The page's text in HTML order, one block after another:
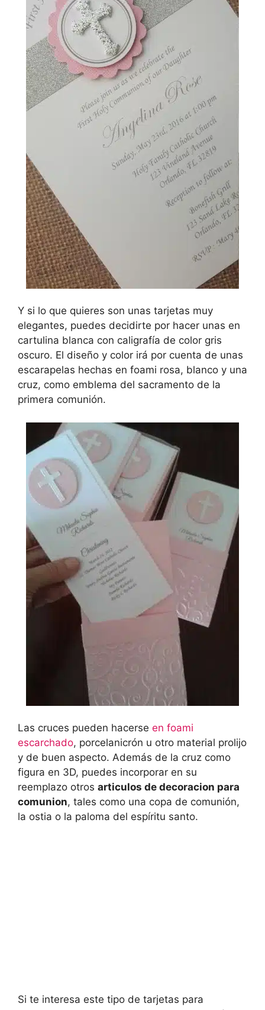
Y si lo que quieres son unas tarjetas muy
elegantes, puedes decidirte por hacer unas en
cartulina blanca con caligrafía de color gris
oscuro. El diseño y color irá por cuenta de unas
escarapelas hechas en foami rosa, blanco y una
cruz, como emblema del sacramento de la
primera comunión.
Las cruces pueden hacerse en foami
escarchado, porcelanicrón u otro material prolijo
y de buen aspecto. Además de la cruz como
figura en 3D, puedes incorporar en su
reemplazo otros articulos de decoracion para
comunion, tales como una copa de comunión,
la ostia o la paloma del espíritu santo.
Si te interesa este tipo de tarjetas para